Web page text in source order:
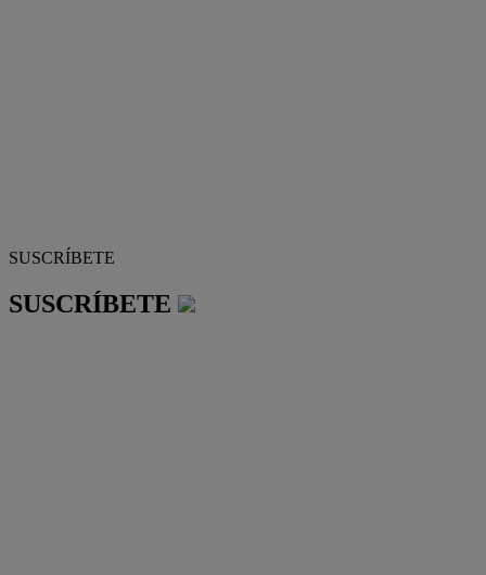
SUSCRÍBETE
SUSCRÍBETE